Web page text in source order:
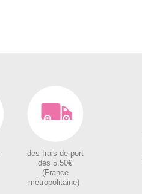
des frais de port
dès 5.50€
(France
métropolitaine)